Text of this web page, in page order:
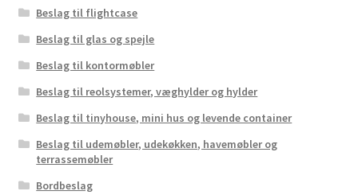
Beslag til flightcase
Beslag til glas og spejle
Beslag til kontormøbler
Beslag til reolsystemer, væghylder og hylder
Beslag til tinyhouse, mini hus og levende container
Beslag til udemøbler, udekøkken, havemøbler og
terrassemøbler
Bordbeslag